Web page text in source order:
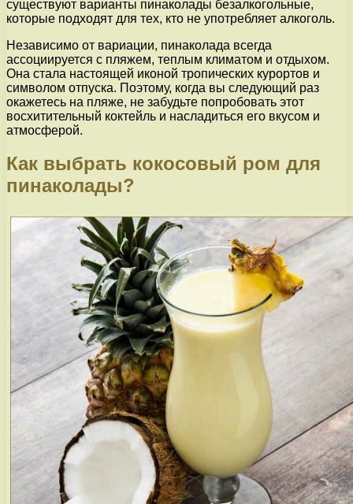
существуют варианты пинаколады безалкогольные,
которые подходят для тех, кто не употребляет алкоголь.
Независимо от вариации, пинаколада всегда
ассоциируется с пляжем, теплым климатом и отдыхом.
Она стала настоящей иконой тропических курортов и
символом отпуска. Поэтому, когда вы следующий раз
окажетесь на пляже, не забудьте попробовать этот
восхитительный коктейль и насладиться его вкусом и
атмосферой.
Как выбрать кокосовый ром для
пинаколады?